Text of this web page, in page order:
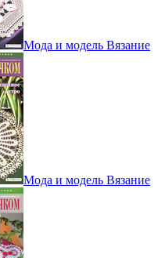
Мода и модель Вязание
Мода и модель Вязание